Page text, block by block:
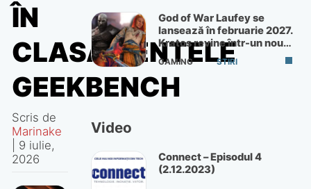
ÎN
CLASAMENTELE
GEEKBENCH
Scris de
Marinake
9 iulie,
2026
God of War Laufey se
lansează în februarie 2027.
Kratos revine într-un nou
God of War
GAMING STIRI
Video
Connect – Episodul 4
(2.12.2023)